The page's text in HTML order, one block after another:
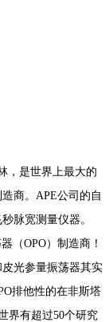
是世界上最大的
商。APE公司的自
脉宽测量仪器。
（OPO）制造商！
光参量振荡器其实
排他性的在非斯塔
界有超过50个研究